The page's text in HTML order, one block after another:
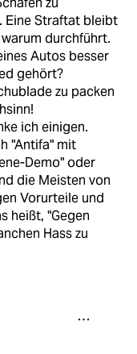
Eine Straftat bleibt
durchführt.
Autos besser
gehört?
zu packen
ich einigen.
"Antifa" mit
Demo" oder
die Meisten von
Vorurteile und
heißt, "Gegen
Hass zu